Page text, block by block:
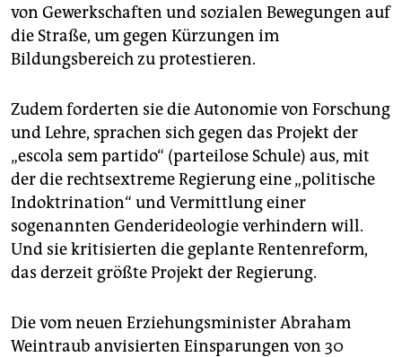
von Gewerkschaften und sozialen Bewegungen auf
die Straße, um gegen Kürzungen im
Bildungsbereich zu protestieren.
Zudem forderten sie die Autonomie von Forschung
und Lehre, sprachen sich gegen das Projekt der
„escola sem partido“ (parteilose Schule) aus, mit
der die rechtsextreme Regierung eine „politische
Indoktrination“ und Vermittlung einer
sogenannten Genderideologie verhindern will.
Und sie kritisierten die geplante Rentenreform,
das derzeit größte Projekt der Regierung.
Die vom neuen Erziehungsminister Abraham
Weintraub anvisierten Einsparungen von 30